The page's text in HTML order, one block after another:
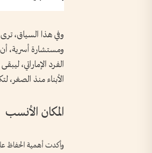
وفي هذا السياق،
ومستشارة أسرية،
الفرد الإماراتي،
الأبناء منذ الصغر،
المكان الأنسب
وأكدت أهمية الحفاظ